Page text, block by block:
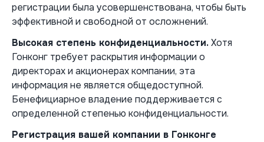
регистрации была усовершенствована, чтобы быть
эффективной и свободной от осложнений.
Высокая степень конфиденциальности.Хотя
Гонконг требует раскрытия информации о
директорах и акционерах компании, эта
информация не является общедоступной.
Бенефициарное владение поддерживается с
определенной степенью конфиденциальности.
Регистрация вашей компании в Гонконге